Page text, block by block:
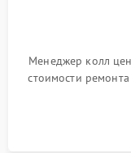
Менеджер колл
стоимости